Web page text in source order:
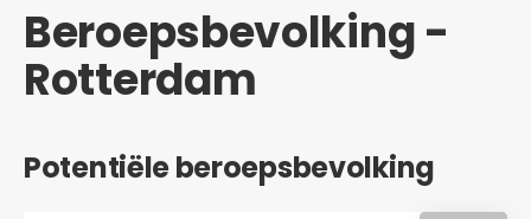
Beroepsbevolking -
Rotterdam
Potentiële beroepsbevolking